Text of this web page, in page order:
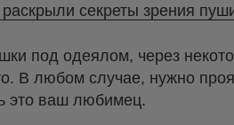
раскрыли секреты зрения
под одеялом, через
В любом случае, нужно
это ваш любимец.